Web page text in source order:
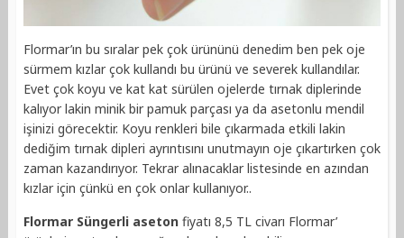
Flormar’ın bu sıralar pek çok ürününü denedim ben pek oje
sürmem kızlar çok kullandı bu ürünü ve severek kullandılar.
Evet çok koyu ve kat kat sürülen ojelerde tırnak diplerinde
kalıyor lakin minik bir pamuk parçası ya da asetonlu mendil
işinizi görecektir. Koyu renkleri bile çıkarmada etkili lakin
dediğim tırnak dipleri ayrıntısını unutmayın oje çıkartırken çok
zaman kazandırıyor. Tekrar alınacaklar listesinde en azından
kızlar için çünkü en çok onlar kullanıyor..
Flormar Süngerli asetonfiyatı 8,5 TL civarı Flormar’